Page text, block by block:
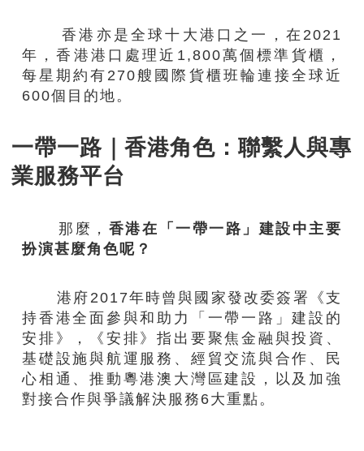
香港亦是全球十大港口之一，在2021
年，香港港口處理近1,800萬個標準貨櫃，
每星期約有270艘國際貨櫃班輪連接全球近
600個目的地。
一帶一路｜香港角色：聯繫人與專
業服務平台
那麼， 香港在「一帶一路」建設中主要
扮演甚麼角色呢？
港府2017年時曾與國家發改委簽署《支
持香港全面參與和助力「一帶一路」建設的
安排》，《安排》指出要聚焦金融與投資、
基礎設施與航運服務、經貿交流與合作、民
心相通、推動粵港澳大灣區建設，以及加強
對接合作與爭議解決服務6大重點。